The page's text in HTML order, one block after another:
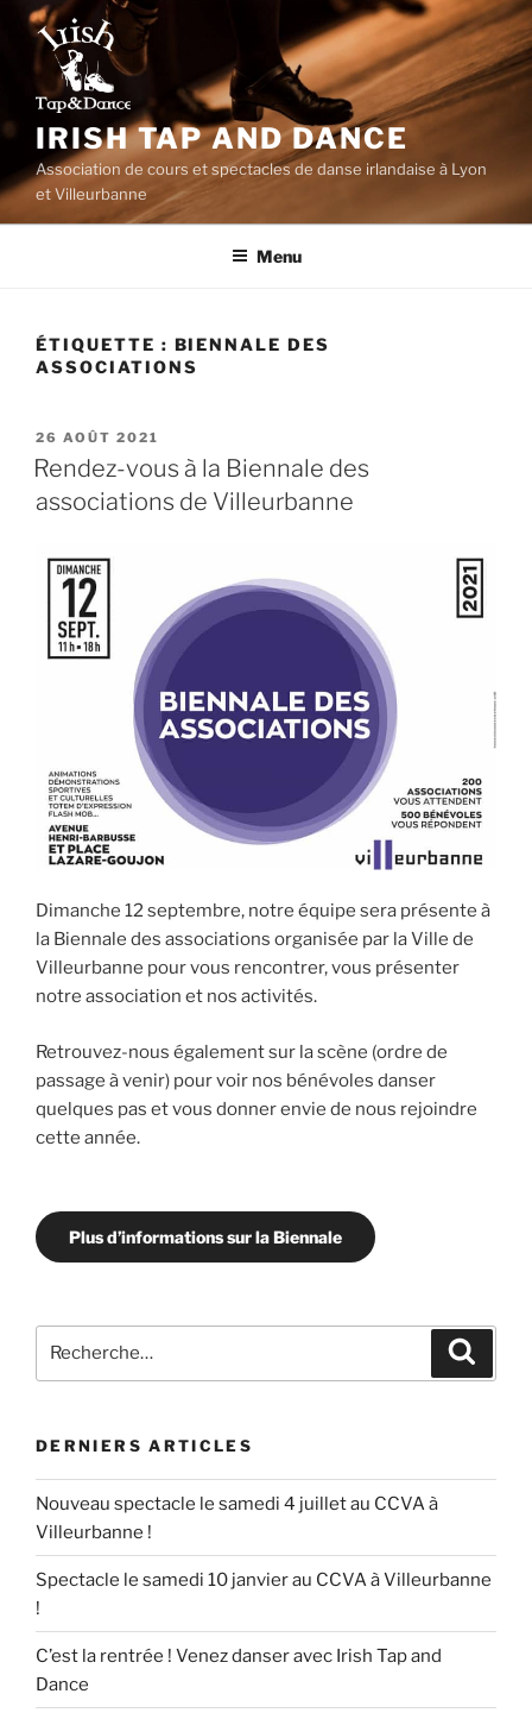
Aller
contenu
principal
IRISH TAP AND DANCE
Association de cours et spectacles de danse irlandaise à Lyon
et Villeurbanne
Menu
ÉTIQUETTE : BIENNALE DES
ASSOCIATIONS
PUBLIÉ
LE
26 AOÛT 2021
Rendez-vous à la Biennale des
associations de Villeurbanne
Dimanche 12 septembre, notre équipe sera présente à
la Biennale des associations organisée par la Ville de
Villeurbanne pour vous rencontrer, vous présenter
notre association et nos activités.
Retrouvez-nous également sur la scène (ordre de
passage à venir) pour voir nos bénévoles danser
quelques pas et vous donner envie de nous rejoindre
cette année.
Plus d’informations sur la Biennale
pour
DERNIERS ARTICLES
Nouveau spectacle le samedi 4 juillet au CCVA à
Villeurbanne !
Spectacle le samedi 10 janvier au CCVA à Villeurbanne
!
C’est la rentrée ! Venez danser avec Irish Tap and
Dance